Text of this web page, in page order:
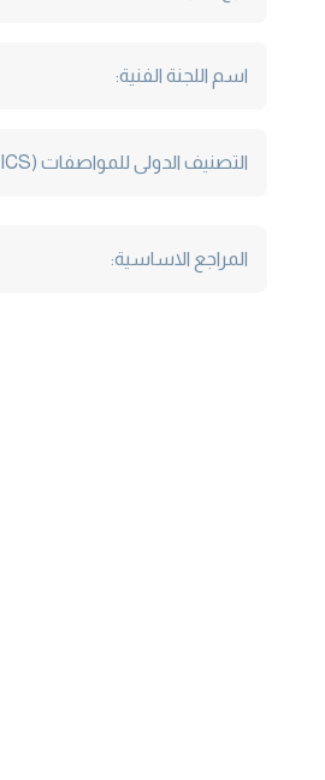
اسم اللجنة الفنية:
التصنيف الدولى للمواصفات (ICS):
المراجع الاساسية: